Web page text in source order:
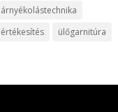
árnyékolástechnika
értékesítés
ülőgarnitúra